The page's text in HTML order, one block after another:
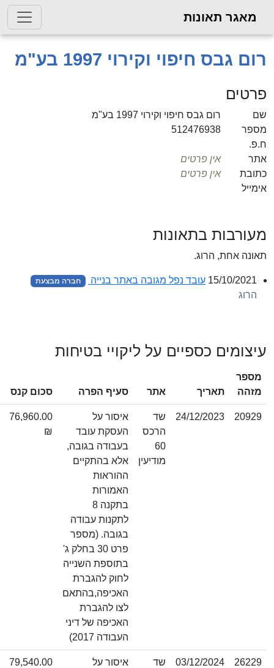
תאונות
חיפוי וקירוי 1997 בע"מ
רום גבס חיפוי וקירוי 1997 בע"מ
512476938
אין פרטים
אין פרטים
בתאונות
הרוג.
15/10/ עובד נפל מגובה באתר בנייה חברה מבצעת
כספיים על ליקויי בטיחות
תאריך אתר סעיף הפרה סכום קנס
ערעור
24/12/2023
שד
איסור על
העסקת עובד
בעבודה בגובה,
אלא בהתקיים
האמורות
בתקנה 8
לתקנות עבודה
בגובה. (מספר
פרט 30 בחלק ג'
בתוספת השנייה
לחוק להגברת
האכיפה,בהתאם
לצו להגברת
האכיפה של דיני
76,960.00
₪
דחייה
03/12/2024
שד
איסור על
79,540.00